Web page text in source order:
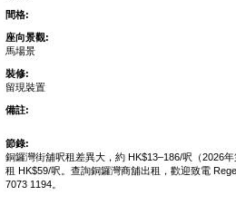
間格:
座向景觀:
馬場景
裝修:
留現裝置
備註:
節錄:
銅鑼灣街舖呎租差異大，約 HK$13–186/呎（2026
租 HK$59/呎。查詢銅鑼灣商舖出租，歡迎致電
7073 1194。